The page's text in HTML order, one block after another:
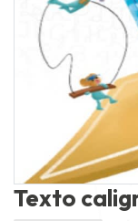
Texto